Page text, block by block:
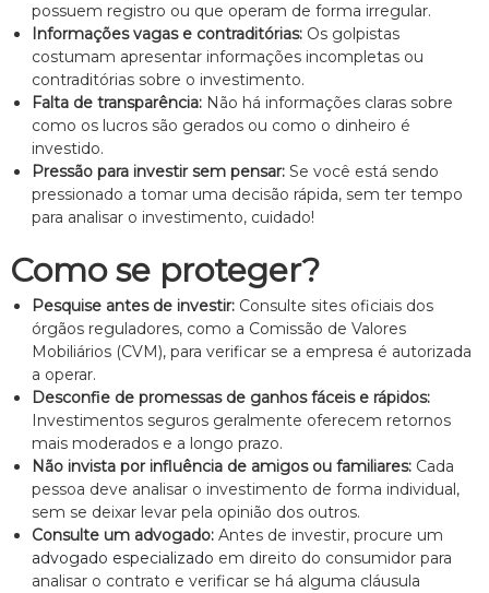
e
r
s
o
n
a
z
a
d
possuem registro ou que operam de forma irregular.
Informações vagas e contraditórias:Os golpistas
costumam apresentar informações incompletas ou
contraditórias sobre o investimento.
Falta de transparência:Não há informações claras sobre
como os lucros são gerados ou como o dinheiro é
investido.
Pressão para investir sem pensar:Se você está sendo
pressionado a tomar uma decisão rápida, sem ter tempo
para analisar o investimento, cuidado!
Como se proteger?
Pesquise antes de investir:Consulte sites oficiais dos
órgãos reguladores, como a Comissão de Valores
Mobiliários (CVM), para verificar se a empresa é autorizada
a operar.
Desconfie de promessas de ganhos fáceis e rápidos:
Investimentos seguros geralmente oferecem retornos
mais moderados e a longo prazo.
Não invista por influência de amigos ou familiares:Cada
pessoa deve analisar o investimento de forma individual,
sem se deixar levar pela opinião dos outros.
Consulte um advogado:Antes de investir, procure um
advogado especializado em direito do consumidor para
analisar o contrato e verificar se há alguma cláusula